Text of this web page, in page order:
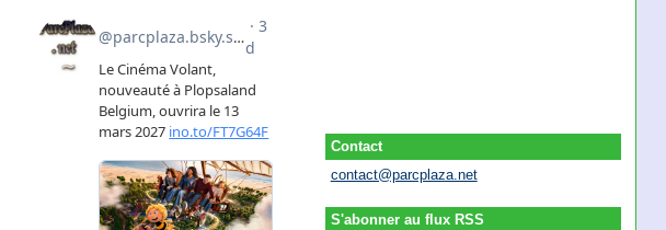
Contact
contact@parcplaza.net
S'abonner au flux RSS